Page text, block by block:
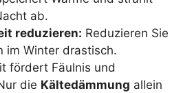
ab.
reduzieren: Reduzieren Sie
im Winter drastisch.
fördert Fäulnis und
die Kältedämmung allein